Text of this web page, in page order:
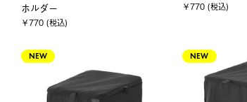
ホルダー
￥770 (税込)
￥770 (税込)
NEW NEW